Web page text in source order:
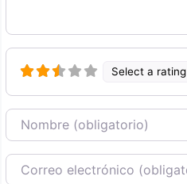
Select a rating
Nombre
Correo Electronico